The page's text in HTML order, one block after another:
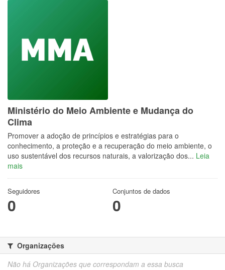
Ministério do Meio Ambiente e Mudança do
Clima
Promover a adoção de princípios e estratégias para o
conhecimento, a proteção e a recuperação do meio ambiente, o
uso sustentável dos recursos naturais, a valorização dos... Leia
mais
Seguidores
0
Conjuntos de dados
0
Organizações
Não há Organizações que correspondam a essa busca